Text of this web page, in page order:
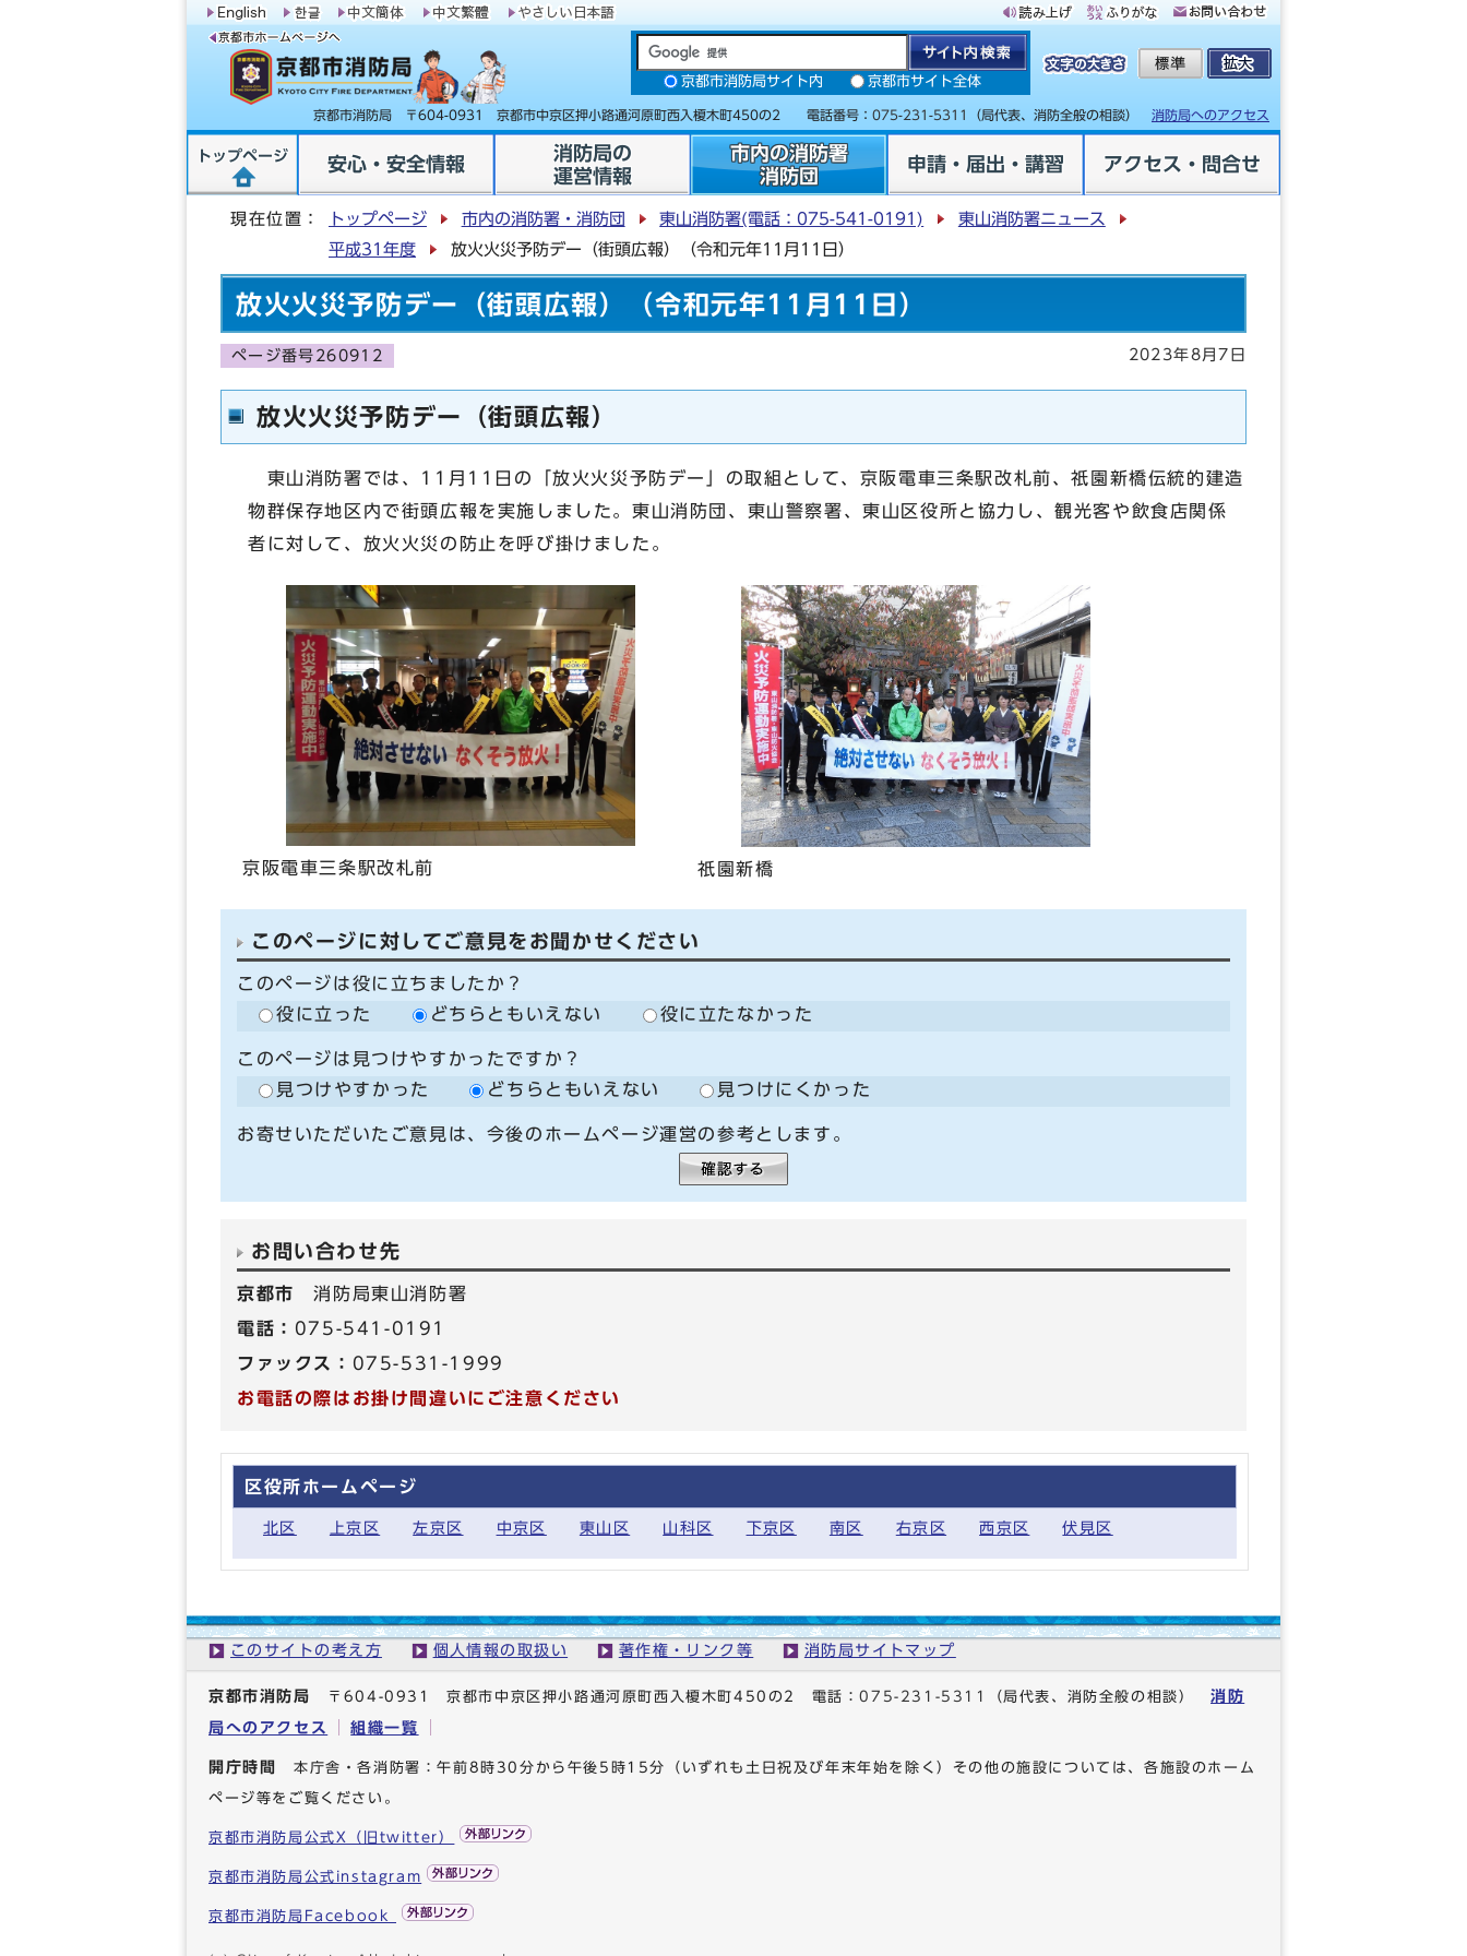
京都市消防局サイト内 京都市サイト全体
京都市消防局 〒604-0931 京都市中京区押小路通河原町西入榎木町450の2 電話番号： 075-231-5311 （局代表、消防全般の相談） 消防局へのアクセス
トップページ 安心・安全情報
消防局の
運営情報
市内の消防署
消防団
申請・届出・講習 アクセス・問合せ
現在位置： トップページ 市内の消防署・消防団 東山消防署(電話：075-541-0191)
東山消防署ニュース
平成31年度
放火火災予防デー（街頭広報）（令和元年11月11日）
放火火災予防デー（街頭広報）（令和元年11月11日）
ページ番号260912 2023年8月7日
放火火災予防デー（街頭広報）
東山消防署では、11月11日の「放火火災予防デー」の取組として、京阪電車三条駅改札前、祇園新橋伝統的建造
物群保存地区内で街頭広報を実施しました。東山消防団、東山警察署、東山区役所と協力し、観光客や飲食店関係
者に対して、放火火災の防止を呼び掛けました。
京阪電車三条駅改札前 祇園新橋
このページに対してご意見をお聞かせください
このページは役に立ちましたか？
役に立った
どちらともいえない 役に立たなかった
このページは見つけやすかったですか？
見つけやすかった
どちらともいえない 見つけにくかった
お寄せいただいたご意見は、今後のホームページ運営の参考とします。
お問い合わせ先
京都市消防局東山消防署
電話： 075-541-0191
ファックス： 075-531-1999
お電話の際はお掛け間違いにご注意ください
区役所ホームページ
北区 上京区 左京区 中京区 東山区 山科区 下京区 南区 右京区 西京区 伏見区
このサイトの考え方 個人情報の取扱い 著作権・リンク等 消防局サイトマップ
京都市消防局 〒604-0931 京都市中京区押小路通河原町西入榎木町450の2 電話：075-231-5311 （局代表、消防全般の相談）消防
局へのアクセス
組織一覧
開庁時間 本庁舎・各消防署：午前8時30分から午後5時15分（いずれも土日祝及び年末年始を除く）その他の施設については、各施設のホーム
ページ等をご覧ください。
京都市消防局公式X（旧twitter）
京都市消防局公式instagram
京都市消防局Facebook